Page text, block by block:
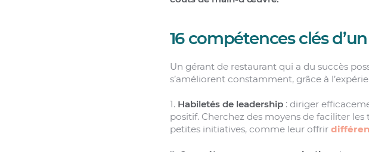
16 compétences clés
Un gérant de restaurant qui a du succès
s’améliorent constamment, grâce à
1. Habiletés de leadership: diriger
positif. Cherchez des moyens de faciliter
petites initiatives, comme leur offrir